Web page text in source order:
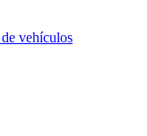
vehículos